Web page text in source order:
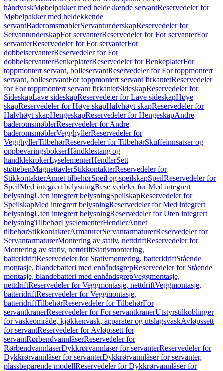
håndvaskMøbelpakker med heldekkende servantReservedeler for
Møbelpakker med heldekkende
servantBaderomsmøblerServantunderskapReservedeler for
ServantunderskapFor servanterReservedeler for For servanterFor
servanterReservedeler for For servanterFor
dobbelservanterReservedeler for For
dobbelservanterBenkeplaterReservedeler for BenkeplaterFor
toppmontert servant, bolleservantReservedeler for For toppmontert
servant, bolleservantFor toppmontert servant firkantetReservedeler
for For toppmontert servant firkantetSideskapReservedeler for
SideskapLave sideskapReservedeler for Lave sideskapHøye
skapReservedeler for Høye skapHalvhøyt skapReservedeler for
Halvhøyt skapHengeskapReservedeler for HengeskapAndre
baderomsmøblerReservedeler for Andre
baderomsmøblerVegghyllerReservedeler for
VegghyllerTilbehørReservedeler for TilbehørSkuffeinnsatser og
oppbevaringsbokserHåndklestang og
håndklekrokerLyselementerHendlerSett
støttebenMagnettavlerStikkontakterReservedeler for
StikkontakterAnnet tilbehørSpeil og speilskapSpeilReservedeler for
SpeilMed integrert belysningReservedeler for Med integrert
belysningUten integrert belysningSpeilskapReservedeler for
SpeilskapMed integrert belysningReservedeler for Med integrert
belysningUten integrert belysningReservedeler for Uten integrert
belysningTilbehørLyselementerHendlerAnnet
tilbehørStikkontakterArmaturerServantarmaturerReservedeler for
ServantarmaturerMontering av stativ, nettdriftReservedeler for
Montering av stativ, nettdriftStativmontering,
batteridriftReservedeler for Stativmontering, batteridriftStående
montasje, blandebatteri med enhåndsgrepReservedeler for Stående
montasje, blandebatteri med enhåndsgrepVeggmontasje,
nettdriftReservedeler for Veggmontasje, nettdriftVeggmontasje,
batteridriftReservedeler for Veggmontasje,
batteridriftTilbehørReservedeler for TilbehørFor
servantkranerReservedeler for For servantkranerUtstyrstilkoblinger
for vaskeområde, kjøkkenvask, apparater og utslagsvaskAvløpssett
for servantReservedeler for Avløpssett for
servantRørbendvannlåserReservedeler for
RørbendvannlåserDykkrørvannlåser for servanterReservedeler for
Dykkrørvannlåser for servanterDykkrørvannlåser for servanter,
plassbeparende modellReservedeler for Dykkrørvannlåser for